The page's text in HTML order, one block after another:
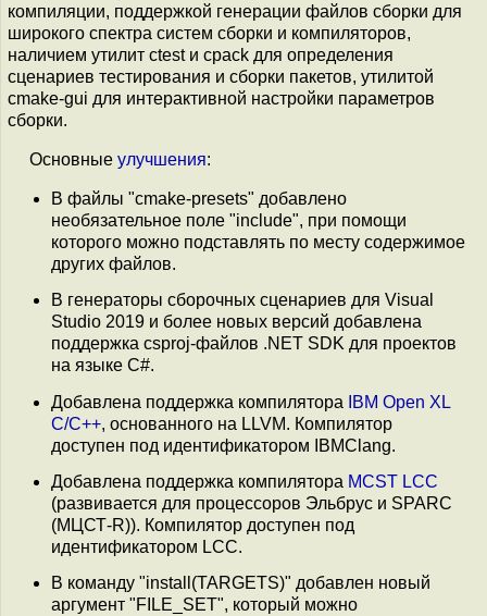
компиляции, поддержкой генерации файлов сборки для
широкого спектра систем сборки и компиляторов,
наличием утилит ctest и cpack для определения
сценариев тестирования и сборки пакетов, утилитой
cmake-gui для интерактивной настройки параметров
сборки.
Основные улучшения:
В файлы "cmake-presets" добавлено
необязательное поле "include", при помощи
которого можно подставлять по месту содержимое
других файлов.
В генераторы сборочных сценариев для Visual
Studio 2019 и более новых версий добавлена
поддержка csproj-файлов .NET SDK для проектов
на языке C#.
Добавлена поддержка компилятора
IBM Open XL
C/C++, основанного на LLVM. Компилятор
доступен под идентификатором IBMClang.
Добавлена поддержка компилятора MCST LCC
(развивается для процессоров Эльбрус и SPARC
(МЦСТ-R)). Компилятор доступен под
идентификатором LCC.
В команду "install(TARGETS)" добавлен новый
аргумент "FILE_SET", который можно